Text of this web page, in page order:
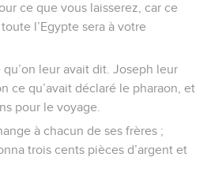
ce que vous laisserez, car ce
l’Egypte sera à votre
qu’on leur avait dit. Joseph leur
ce qu’avait déclaré le pharaon, et
pour le voyage.
à chacun de ses frères ;
trois cents pièces d’argent et